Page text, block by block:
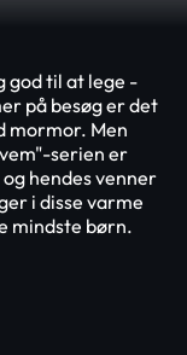
god til at lege -
på besøg er det
mormor. Men
serien er
hendes venner
i disse varme
mindste børn.